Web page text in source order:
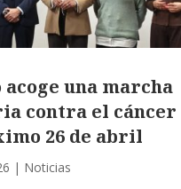
acoge una marcha
contra el cáncer
26 de abril
| Noticias